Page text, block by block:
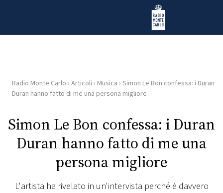
Radio Monte Carlo
HOME
RADIO
WEB
PLAYLIST
Radio Monte Carlo › Articoli › Musica › Simon Le Bon confessa: i Duran
Duran hanno fatto di me una persona migliore
Simon Le Bon confessa: i Duran
Duran hanno fatto di me una
persona migliore
L'artista ha rivelato in un'intervista perché è davvero